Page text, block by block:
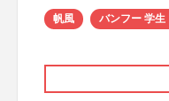
帆風 バンフー 学生